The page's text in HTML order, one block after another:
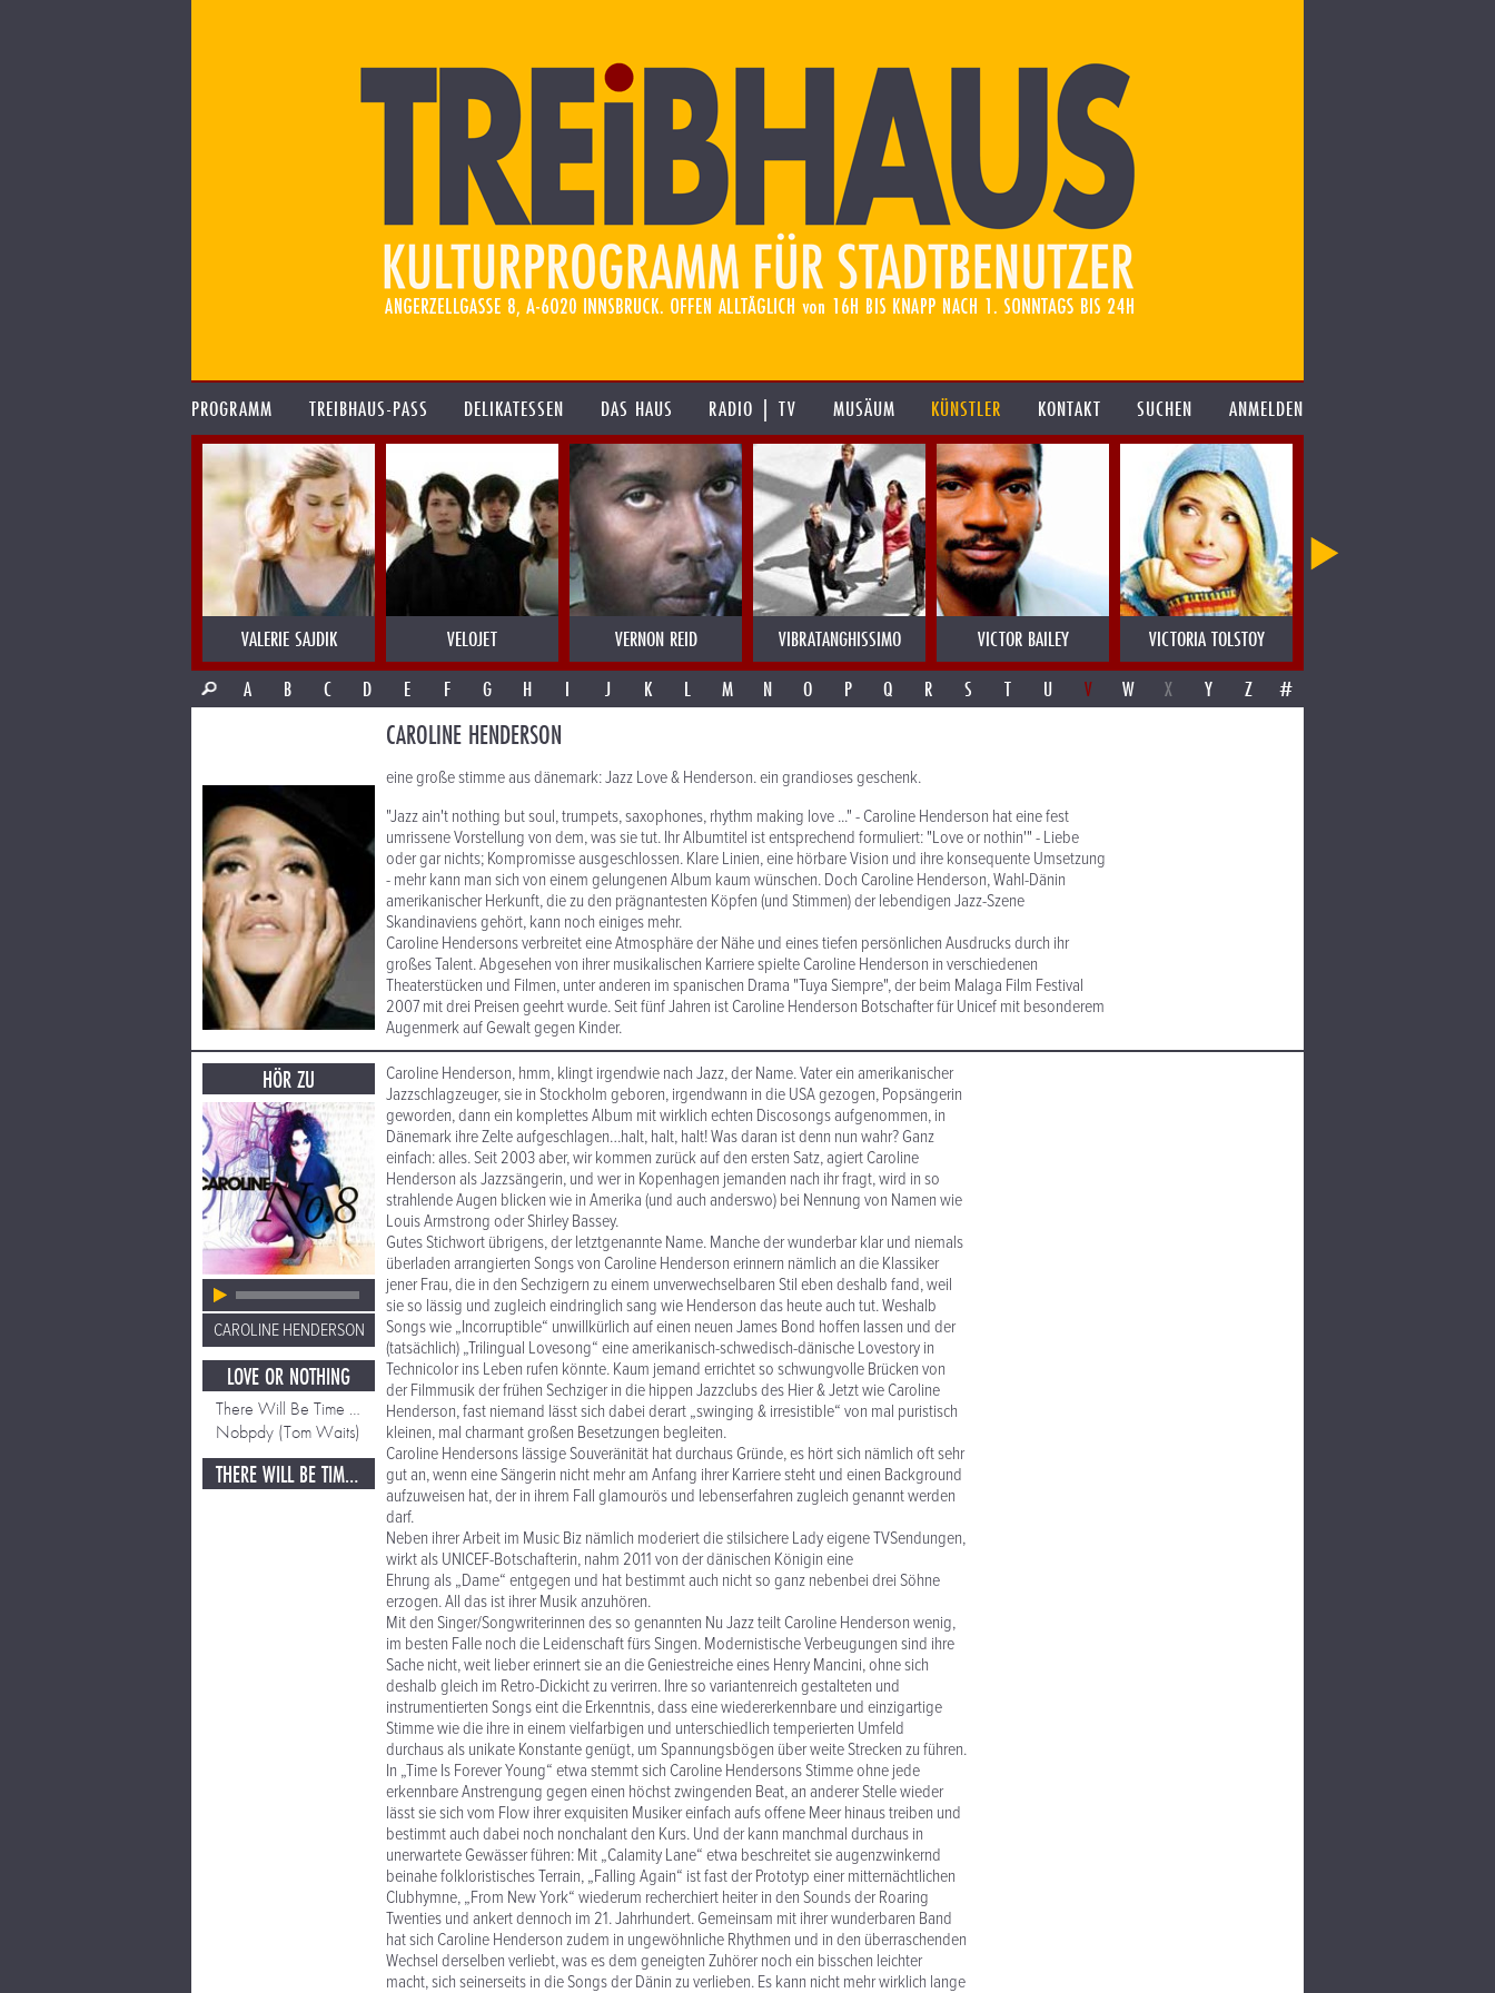
PROGRAMM TREIBHAUS-PASS DELIKATESSEN DAS HAUS RADIO | TV MUSÄUM KÜNSTLER KONTAKT SUCHEN ANMELDEN
VALERIE SAJDIK VELOJET VERNON REID VIBRATANGHISSIMO VICTOR BAILEY VICTORIA TOLSTOY
A
B C D E F G H I J K L M N O P Q R S T U V W X Y Z #
CAROLINE HENDERSON
eine große stimme aus dänemark: Jazz Love & Henderson. ein grandioses geschenk.
"Jazz ain't nothing but soul, trumpets, saxophones, rhythm making love ..." - Caroline Henderson hat eine fest
umrissene Vorstellung von dem, was sie tut. Ihr Albumtitel ist entsprechend formuliert: "Love or nothin'" - Liebe
oder gar nichts; Kompromisse ausgeschlossen. Klare Linien, eine hörbare Vision und ihre konsequente Umsetzung
- mehr kann man sich von einem gelungenen Album kaum wünschen. Doch Caroline Henderson, Wahl-Dänin
amerikanischer Herkunft, die zu den prägnantesten Köpfen (und Stimmen) der lebendigen Jazz-Szene
Skandinaviens gehört, kann noch einiges mehr.
Caroline Hendersons verbreitet eine Atmosphäre der Nähe und eines tiefen persönlichen Ausdrucks durch ihr
großes Talent. Abgesehen von ihrer musikalischen Karriere spielte Caroline Henderson in verschiedenen
Theaterstücken und Filmen, unter anderen im spanischen Drama "Tuya Siempre", der beim Malaga Film Festival
2007 mit drei Preisen geehrt wurde. Seit fünf Jahren ist Caroline Henderson Botschafter für Unicef mit besonderem
Augenmerk auf Gewalt gegen Kinder.
HÖR ZU
CAROLINE HENDERSON
LOVE OR NOTHING
There Will Be Time Enough for Rocking When We're O
Nobpdy (Tom Waits)
THERE WILL BE TIME ENOUGH FOR ROCKING WHEN WE'RE O
Caroline Henderson, hmm, klingt irgendwie nach Jazz, der Name. Vater ein amerikanischer
Jazzschlagzeuger, sie in Stockholm geboren, irgendwann in die USA gezogen, Popsängerin
geworden, dann ein komplettes Album mit wirklich echten Discosongs aufgenommen, in
Dänemark ihre Zelte aufgeschlagen…halt, halt, halt! Was daran ist denn nun wahr? Ganz
einfach: alles. Seit 2003 aber, wir kommen zurück auf den ersten Satz, agiert Caroline
Henderson als Jazzsängerin, und wer in Kopenhagen jemanden nach ihr fragt, wird in so
strahlende Augen blicken wie in Amerika (und auch anderswo) bei Nennung von Namen wie
Louis Armstrong oder Shirley Bassey.
Gutes Stichwort übrigens, der letztgenannte Name. Manche der wunderbar klar und niemals
überladen arrangierten Songs von Caroline Henderson erinnern nämlich an die Klassiker
jener Frau, die in den Sechzigern zu einem unverwechselbaren Stil eben deshalb fand, weil
sie so lässig und zugleich eindringlich sang wie Henderson das heute auch tut. Weshalb
Songs wie „Incorruptible“ unwillkürlich auf einen neuen James Bond hoffen lassen und der
(tatsächlich) „Trilingual Lovesong“ eine amerikanisch-schwedisch-dänische Lovestory in
Technicolor ins Leben rufen könnte. Kaum jemand errichtet so schwungvolle Brücken von
der Filmmusik der frühen Sechziger in die hippen Jazzclubs des Hier & Jetzt wie Caroline
Henderson, fast niemand lässt sich dabei derart „swinging & irresistible“ von mal puristisch
kleinen, mal charmant großen Besetzungen begleiten.
Caroline Hendersons lässige Souveränität hat durchaus Gründe, es hört sich nämlich oft sehr
gut an, wenn eine Sängerin nicht mehr am Anfang ihrer Karriere steht und einen Background
aufzuweisen hat, der in ihrem Fall glamourös und lebenserfahren zugleich genannt werden
darf.
Neben ihrer Arbeit im Music Biz nämlich moderiert die stilsichere Lady eigene TVSendungen,
wirkt als UNICEF-Botschafterin, nahm 2011 von der dänischen Königin eine
Ehrung als „Dame“ entgegen und hat bestimmt auch nicht so ganz nebenbei drei Söhne
erzogen. All das ist ihrer Musik anzuhören.
Mit den Singer/Songwriterinnen des so genannten Nu Jazz teilt Caroline Henderson wenig,
im besten Falle noch die Leidenschaft fürs Singen. Modernistische Verbeugungen sind ihre
Sache nicht, weit lieber erinnert sie an die Geniestreiche eines Henry Mancini, ohne sich
deshalb gleich im Retro-Dickicht zu verirren. Ihre so variantenreich gestalteten und
instrumentierten Songs eint die Erkenntnis, dass eine wiedererkennbare und einzigartige
Stimme wie die ihre in einem vielfarbigen und unterschiedlich temperierten Umfeld
durchaus als unikate Konstante genügt, um Spannungsbögen über weite Strecken zu führen.
In „Time Is Forever Young“ etwa stemmt sich Caroline Hendersons Stimme ohne jede
erkennbare Anstrengung gegen einen höchst zwingenden Beat, an anderer Stelle wieder
lässt sie sich vom Flow ihrer exquisiten Musiker einfach aufs offene Meer hinaus treiben und
bestimmt auch dabei noch nonchalant den Kurs. Und der kann manchmal durchaus in
unerwartete Gewässer führen: Mit „Calamity Lane“ etwa beschreitet sie augenzwinkernd
beinahe folkloristisches Terrain, „Falling Again“ ist fast der Prototyp einer mitternächtlichen
Clubhymne, „From New York“ wiederum recherchiert heiter in den Sounds der Roaring
Twenties und ankert dennoch im 21. Jahrhundert. Gemeinsam mit ihrer wunderbaren Band
hat sich Caroline Henderson zudem in ungewöhnliche Rhythmen und in den überraschenden
Wechsel derselben verliebt, was es dem geneigten Zuhörer noch ein bisschen leichter
macht, sich seinerseits in die Songs der Dänin zu verlieben. Es kann nicht mehr wirklich lange